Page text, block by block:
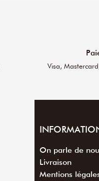
Visa,
On parle de
Livraison
Mentions